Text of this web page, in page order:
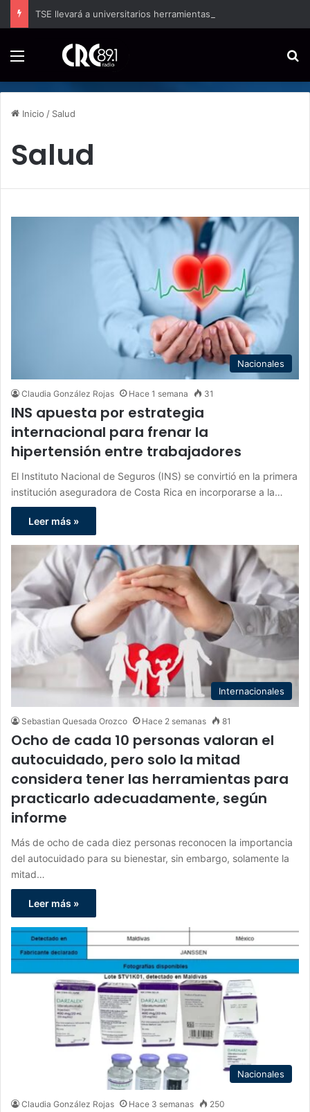
Inicio / Salud
Salud
Nacionales
Claudia González Rojas Hace 1 semana 31
INS apuesta por estrategia
internacional para frenar la
hipertensión entre trabajadores
El Instituto Nacional de Seguros (INS) se convirtió en la primera
institución aseguradora de Costa Rica en incorporarse a la…
Leer más »
Internacionales
Sebastian Quesada Orozco Hace 2 semanas 81
Ocho de cada 10 personas valoran el
autocuidado, pero solo la mitad
considera tener las herramientas para
practicarlo adecuadamente, según
informe
Más de ocho de cada diez personas reconocen la importancia
del autocuidado para su bienestar, sin embargo, solamente la
mitad…
Leer más »
Nacionales
Claudia González Rojas Hace 3 semanas 250